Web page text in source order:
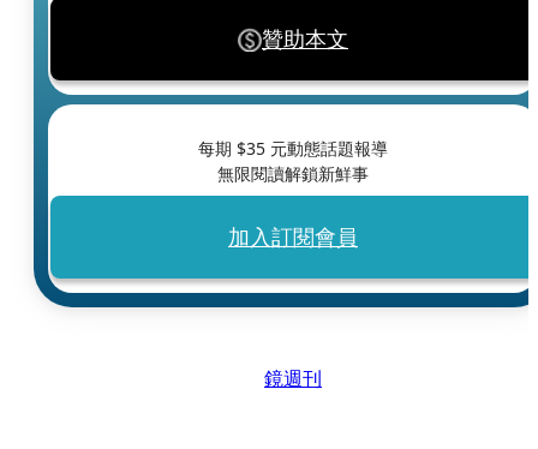
贊助本文
每期 $35 元動態話題報導
無限閱讀解鎖新鮮事
加入訂閱會員
鏡週刊